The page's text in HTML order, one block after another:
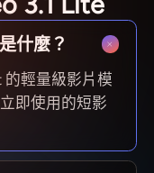
什麼？
的輕量級影片模
即使用的短影